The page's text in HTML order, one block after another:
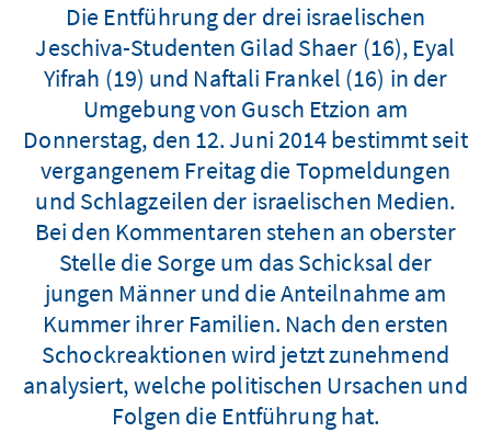
Die Entführung der drei israelischen
Jeschiva-Studenten Gilad Shaer (16), Eyal
Yifrah (19) und Naftali Frankel (16) in der
Umgebung von Gusch Etzion am
Donnerstag, den 12. Juni 2014 bestimmt seit
vergangenem Freitag die Topmeldungen
und Schlagzeilen der israelischen Medien.
Bei den Kommentaren stehen an oberster
Stelle die Sorge um das Schicksal der
jungen Männer und die Anteilnahme am
Kummer ihrer Familien. Nach den ersten
Schockreaktionen wird jetzt zunehmend
analysiert, welche politischen Ursachen und
Folgen die Entführung hat.